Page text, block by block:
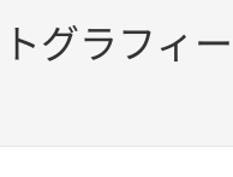
グラフィ